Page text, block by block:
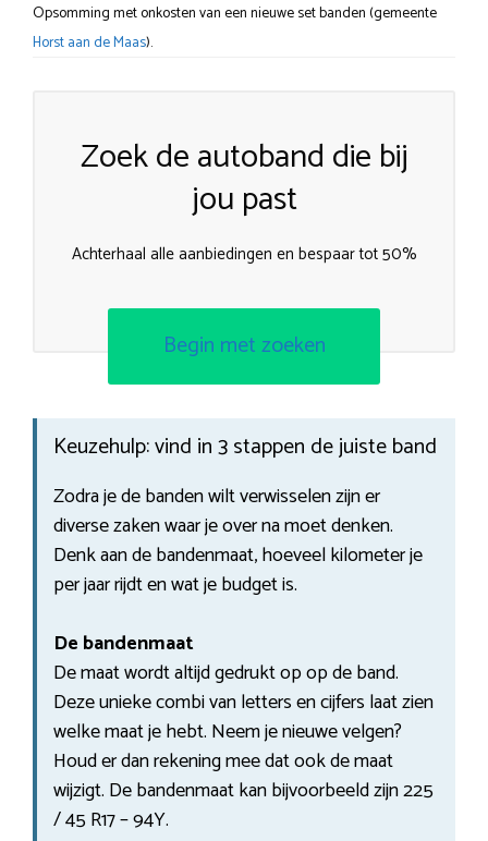
Opsomming met onkosten van een nieuwe set banden (gemeente
Horst aan de Maas).
Zoek de autoband die bij
jou past
Achterhaal alle aanbiedingen en bespaar tot 50%
Begin met zoeken
Keuzehulp: vind in 3 stappen de juiste band
Zodra je de banden wilt verwisselen zijn er
diverse zaken waar je over na moet denken.
Denk aan de bandenmaat, hoeveel kilometer je
per jaar rijdt en wat je budget is.
De bandenmaat
De maat wordt altijd gedrukt op op de band.
Deze unieke combi van letters en cijfers laat zien
welke maat je hebt. Neem je nieuwe velgen?
Houd er dan rekening mee dat ook de maat
wijzigt. De bandenmaat kan bijvoorbeeld zijn 225
/ 45 R17 – 94Y.